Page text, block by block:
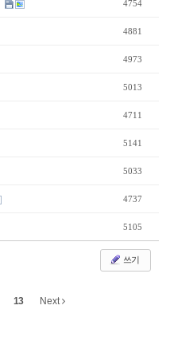
4754
4881
4973
5013
4711
5141
5033
4737
5105
쓰기
13 Next